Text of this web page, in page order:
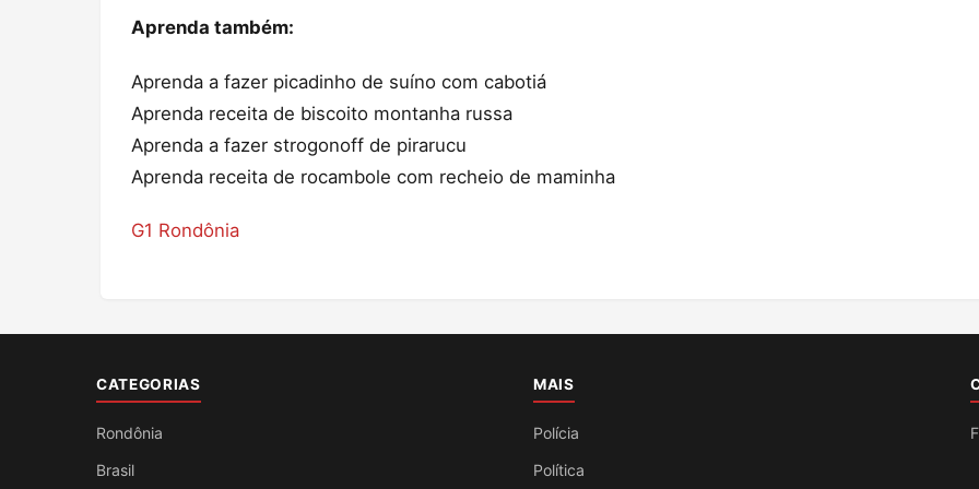
Aprenda também:
Aprenda a fazer picadinho de suíno com cabotiá
Aprenda receita de biscoito montanha russa
Aprenda a fazer strogonoff de pirarucu
Aprenda receita de rocambole com recheio de maminha
G1 Rondônia
CATEGORIAS
Rondônia
Brasil
MAIS
Polícia
Política